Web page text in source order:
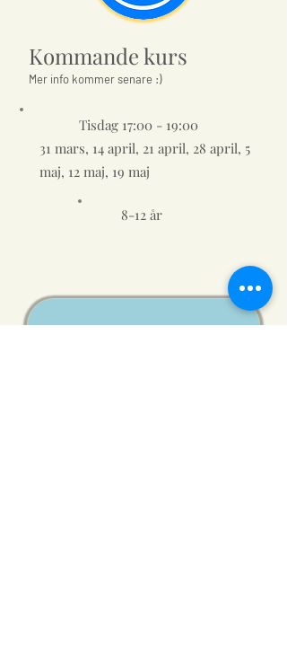
Kommande kurs
Mer info kommer senare :)
Tisdag 17:00 - 19:00
31 mars, 14 april, 21 april, 28 april, 5
maj, 12 maj, 19 maj
8-12 år